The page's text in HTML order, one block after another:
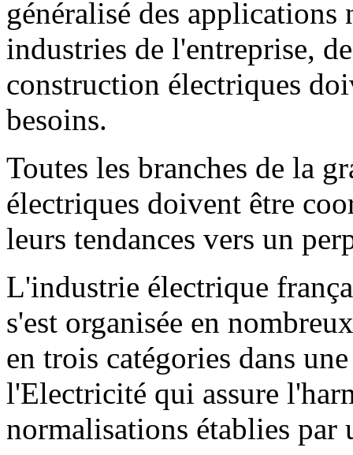
généralisé des applications
industries de l'entreprise,
construction électriques
besoins.
Toutes les branches de la
électriques doivent être
leurs tendances vers un
L'industrie électrique
s'est organisée en
en trois catégories dans
l'Electricité qui assure
normalisations établies par